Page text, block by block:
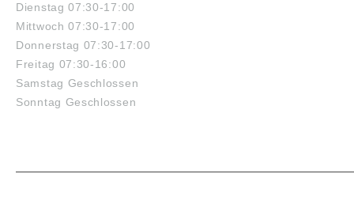
Dienstag 07:30-17:00
Mittwoch 07:30-17:00
Donnerstag 07:30-17:00
Freitag 07:30-16:00
Samstag Geschlossen
Sonntag Geschlossen